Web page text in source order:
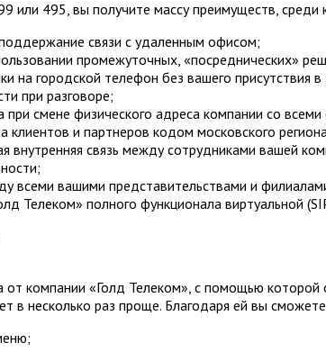
или 495, вы получите массу преимуществ, среди
связи с удаленным офисом;
промежуточных, «посреднических»
на городской телефон без вашего присутствия
при разговоре;
смене физического адреса компании со
клиентов и партнеров кодом московского
внутренняя связь между сотрудниками вашей
всеми вашими представительствами и
Телеком» полного функционала виртуальной
от компании «Голд Телеком», с помощью
в несколько раз проще. Благодаря ей вы